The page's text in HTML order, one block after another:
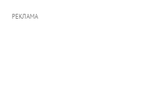
РЕКЛАМА